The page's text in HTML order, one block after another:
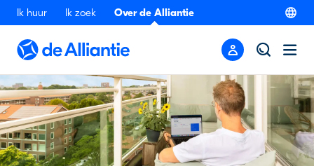
Ik huur Ik zoek Over de Alliantie